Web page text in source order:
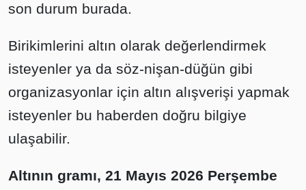
son durum burada.
Birikimlerini altın olarak değerlendirmek
isteyenler ya da söz-nişan-düğün gibi
organizasyonlar için altın alışverişi yapmak
isteyenler bu haberden doğru bilgiye
ulaşabilir.
Altının gramı, 21 Mayıs 2026 Perşembe